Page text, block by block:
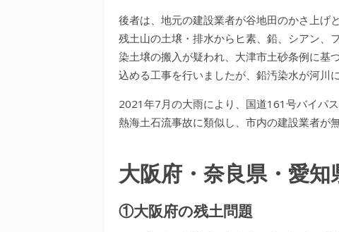
後者は、地元の建設業者が谷地田のかさ上げ
残土山の土壌・排水からヒ素、鉛、シアン、
染土壌の搬入が疑われ、大津市土砂条例に基
込める工事を行いましたが、鉛汚染水が河川
2021年7月の大雨により、国道161号バイパ
熱海土石流事故に類似し、市内の建設業者が
大阪府・奈良県・愛
①大阪府の残土問題